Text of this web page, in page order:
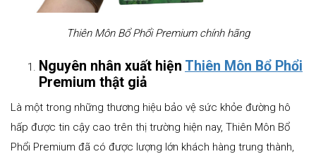
Thiên Môn Bổ Phổi Premium chính hãng
Nguyên nhân xuất hiện Thiên Môn Bổ Phổi
Premium thật giả
Là một trong những thương hiệu bảo vệ sức khỏe đường hô
hấp được tin cậy cao trên thị trường hiện nay, Thiên Môn Bổ
Phổi Premium đã có được lượng lớn khách hàng trung thành,